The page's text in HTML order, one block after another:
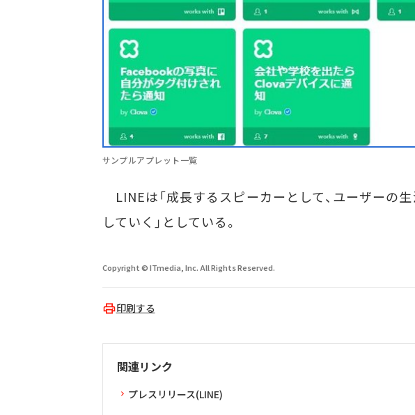
サンプルアプレット一覧
LINEは「成長するスピーカーとして、ユーザーの
していく」としている。
Copyright © ITmedia, Inc. All Rights Reserved.
印刷する
関連リンク
プレスリリース(LINE)